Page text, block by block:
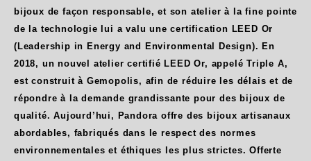
bijoux de façon responsable, et son atelier à la fine pointe
de la technologie lui a valu une certification LEED Or
(Leadership in Energy and Environmental Design). En
2018, un nouvel atelier certifié LEED Or, appelé Triple A,
est construit à Gemopolis, afin de réduire les délais et de
répondre à la demande grandissante pour des bijoux de
qualité. Aujourd’hui, Pandora offre des bijoux artisanaux
abordables, fabriqués dans le respect des normes
environnementales et éthiques les plus strictes. Offerte